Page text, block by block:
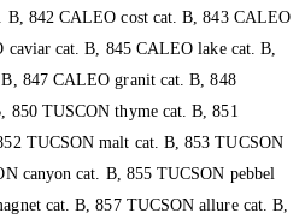
B, 842 CALEO cost cat. B, 843 CALEO
cat. B, 845 CALEO lake cat. B,
847 CALEO granit cat. B, 848
850 TUSCON thyme cat. B, 851
TUCSON malt cat. B, 853 TUCSON
canyon cat. B, 855 TUCSON pebbel
cat. B, 857 TUCSON allure cat. B,